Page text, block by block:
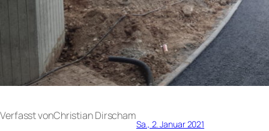
Verfasst vonChristian Dirscham
Sa., 2. Januar 2021